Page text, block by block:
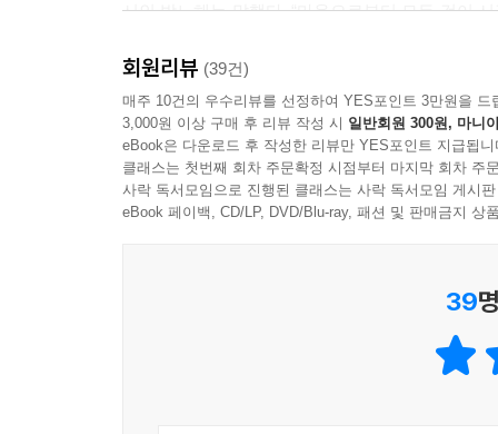
내 마음에 상처를 낼 수 있는 것은 나 자신뿐이다.
이다. 내가 받아들일 때만 마음에 상처 자국이 생
는 것을 볼 수 있는 능력, 그것이 제대로 보는 능력
--- p.254~255
시련은 ‘자격증’을 준다. 시련을 통과한 자만이
시련을 보는 관점이 바뀌면 시련은 더 이상 ‘되도
복하는 능력이라기보다 시련을 긍정적으로 바라
할 관문이자 그만한 자격을 가진 자가 되기 위한
시인 박노해는 말했다. “마음으로부터 모든 것이
일이 먼저다.
내 안의 호랑이를 다루는 조련사가 되어라!
우리의 마음 안에는 호랑이와 조련사가 나란히
길들이려는 조련사의 싸움을 하고 있다. 호랑이
육신이라는 호랑이를 제대로 길들이고 진정으로
회원리뷰 (39건)
매주 10건의 우수리뷰를 선정하여 YES포인트 3만원을 드
3,000원 이상 구매 후 리뷰 작성 시 일반회원 300원, 마니
eBook은 다운로드 후 작성한 리뷰만 YES포인트 지급됩니
클래스는 첫번째 회차 주문확정 시점부터 마지막 회차 주
사락 독서모임으로 진행된 클래스는 사락 독서모임 게시
eBook 페이백, CD/LP, DVD/Blu-ray, 패션 및 판매금지 상
39